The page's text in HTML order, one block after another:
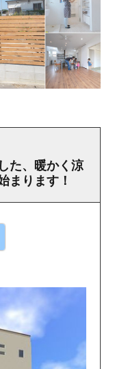
た、暖かく涼
まります！